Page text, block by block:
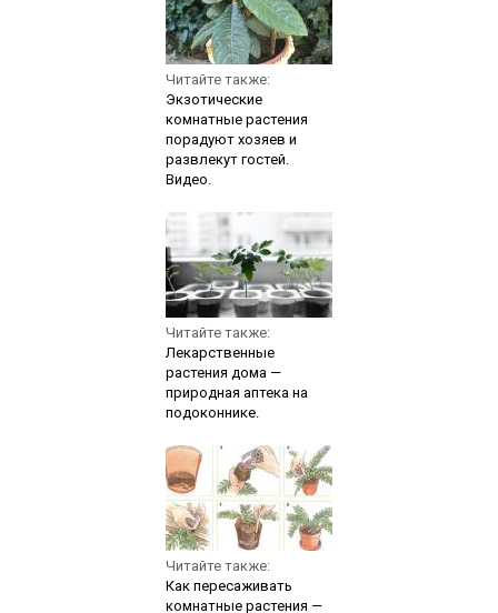
Читайте также:
Экзотические
комнатные растения
порадуют хозяев и
развлекут гостей.
Видео.
Читайте также:
Лекарственные
растения дома —
природная аптека на
подоконнике.
Читайте также:
Как пересаживать
комнатные растения —